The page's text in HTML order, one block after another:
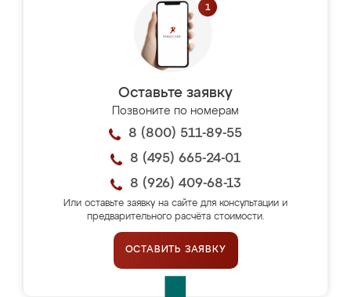
Оставьте заявку
Позвоните по номерам
8 (800) 511-89-55
8 (495) 665-24-01
8 (926) 409-68-13
Или оставьте заявку на сайте для консультации и
предварительного расчёта стоимости.
ОСТАВИТЬ ЗАЯВКУ